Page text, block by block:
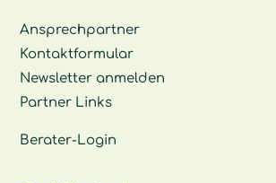
Ansprechpartner
Kontaktformular
Newsletter anmelden
Partner Links
Berater-Login